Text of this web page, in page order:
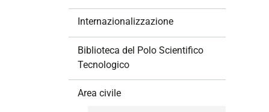
Internazionalizzazione
Biblioteca del Polo Scientifico
Tecnologico
Area civile